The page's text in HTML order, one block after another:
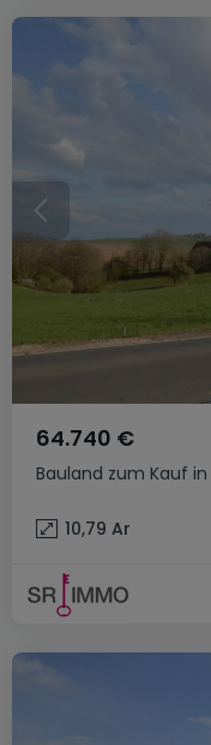
Bauland zum Kauf in
64.740 €
10,79 Ar